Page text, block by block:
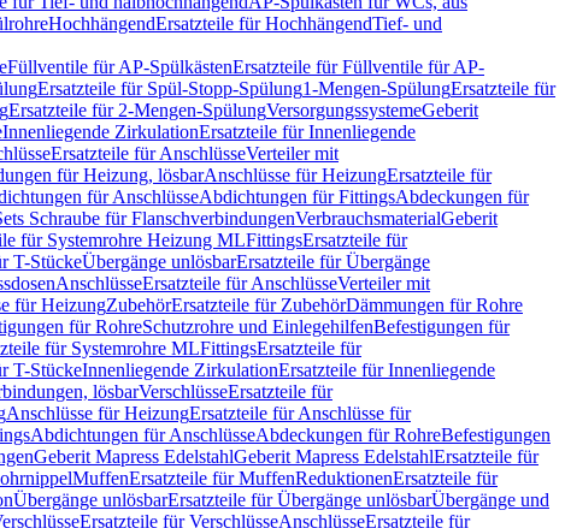
HochhängendErsatzteile für HochhängendTief- und
Füllventile für AP-SpülkästenErsatzteile für Füllventile für AP-
Ersatzteile für Spül-Stopp-Spülung1-Mengen-SpülungErsatzteile für
Ersatzteile für 2-Mengen-SpülungVersorgungssystemeGeberit
Innenliegende ZirkulationErsatzteile für Innenliegende
Ersatzteile für AnschlüsseVerteiler mit
für Heizung, lösbarAnschlüsse für HeizungErsatzteile für
für AnschlüsseAbdichtungen für FittingsAbdeckungen für
Schraube für FlanschverbindungenVerbrauchsmaterialGeberit
für Systemrohre Heizung MLFittingsErsatzteile für
T-StückeÜbergänge unlösbarErsatzteile für Übergänge
AnschlüsseErsatzteile für AnschlüsseVerteiler mit
für HeizungZubehörErsatzteile für ZubehörDämmungen für Rohre
für RohreSchutzrohre und EinlegehilfenBefestigungen für
für Systemrohre MLFittingsErsatzteile für
T-StückeInnenliegende ZirkulationErsatzteile für Innenliegende
lösbarVerschlüsseErsatzteile für
Anschlüsse für HeizungErsatzteile für Anschlüsse für
Abdichtungen für AnschlüsseAbdeckungen für RohreBefestigungen
Geberit Mapress EdelstahlGeberit Mapress EdelstahlErsatzteile für
MuffenErsatzteile für MuffenReduktionenErsatzteile für
Übergänge unlösbarErsatzteile für Übergänge unlösbarÜbergänge und
Ersatzteile für VerschlüsseAnschlüsseErsatzteile für